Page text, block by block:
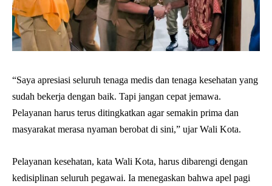
“Saya apresiasi seluruh tenaga medis dan tenaga kesehatan yang
sudah bekerja dengan baik. Tapi jangan cepat jemawa.
Pelayanan harus terus ditingkatkan agar semakin prima dan
masyarakat merasa nyaman berobat di sini,” ujar Wali Kota.
Pelayanan kesehatan, kata Wali Kota, harus dibarengi dengan
kedisiplinan seluruh pegawai. Ia menegaskan bahwa apel pagi